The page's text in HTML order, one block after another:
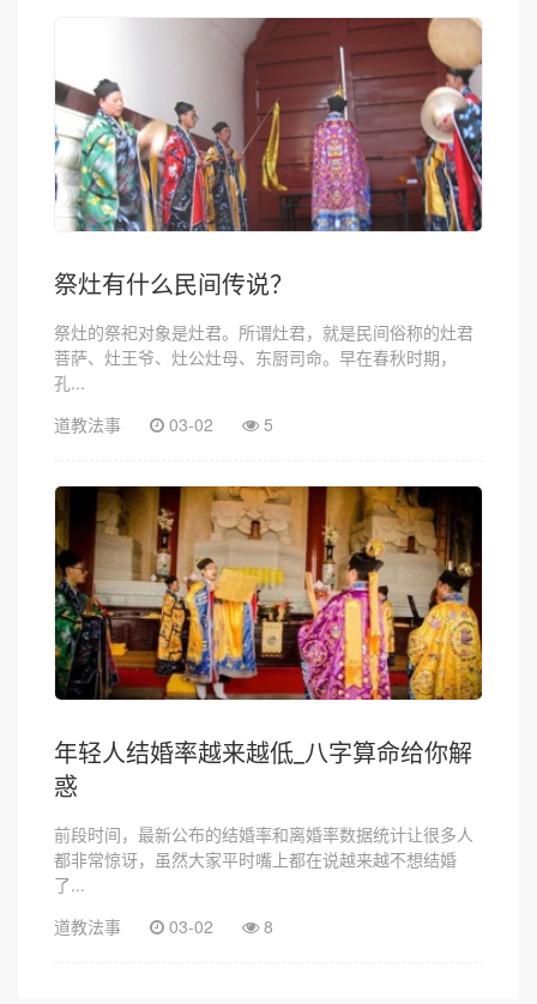
祭灶有什么民间传说？
祭灶的祭祀对象是灶君。所谓灶君，就是民间俗称的灶君
菩萨、灶王爷、灶公灶母、东厨司命。早在春秋时期，
孔...
道教法事
03-02 5
年轻人结婚率越来越低_八字算命给你解
惑
前段时间，最新公布的结婚率和离婚率数据统计让很多人
都非常惊讶，虽然大家平时嘴上都在说越来越不想结婚
了...
道教法事
03-02 8